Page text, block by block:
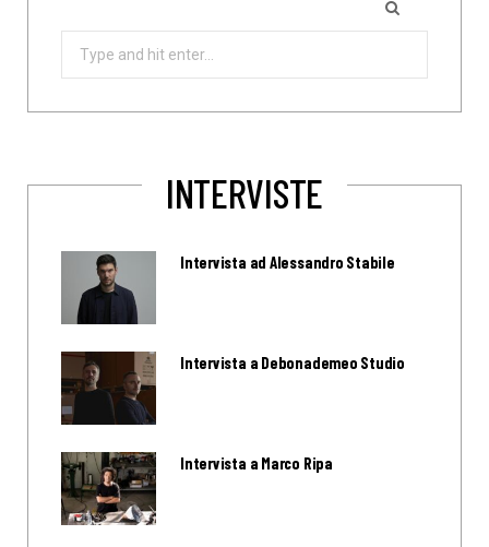
INTERVISTE
Intervista ad Alessandro Stabile
Intervista a Debonademeo Studio
Intervista a Marco Ripa